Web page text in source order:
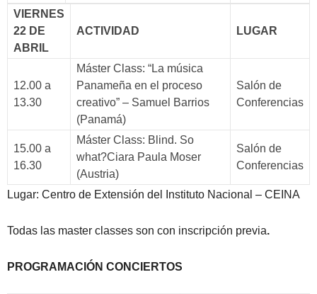
VIERNES
22 DE
ABRIL
ACTIVIDAD LUGAR
12.00 a
13.30
Máster Class: “La música
Panameña en el proceso
creativo” – Samuel Barrios
(Panamá)
Salón de
Conferencias
15.00 a
16.30
Máster Class: Blind. So
what?Ciara Paula Moser
(Austria)
Salón de
Conferencias
Lugar: Centro de Extensión del Instituto Nacional – CEINA
Todas las master classes son con inscripción previa.
PROGRAMACIÓN CONCIERTOS